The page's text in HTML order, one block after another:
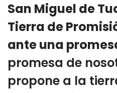
San Miguel de
Tierra de
ante una
promesa de
propone a la